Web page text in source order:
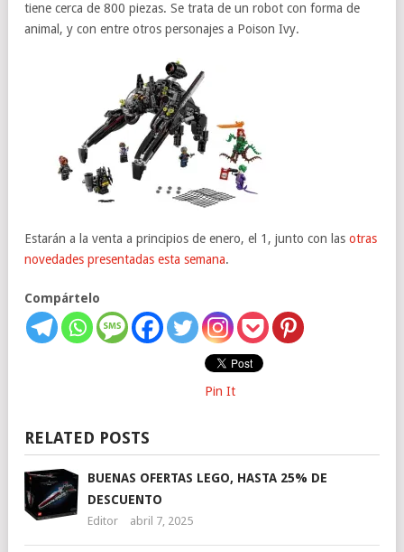
tiene cerca de 800 piezas. Se trata de un robot con forma de
animal, y con entre otros personajes a Poison Ivy.
Estarán a la venta a principios de enero, el 1, junto con las otras
novedades presentadas esta semana.
Compártelo
Pin It
RELATED POSTS
BUENAS OFERTAS LEGO, HASTA 25% DE
DESCUENTO
Editor abril 7, 2025